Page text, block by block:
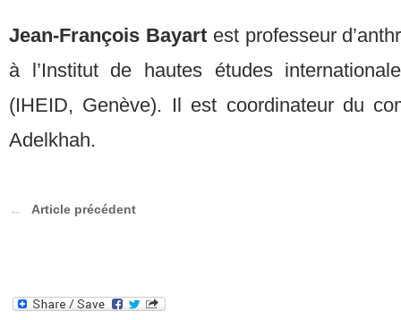
Jean-François Bayartest professeur
à l’Institut de hautes études
(IHEID, Genève). Il est coordinateur du
Adelkhah.
Article précédent